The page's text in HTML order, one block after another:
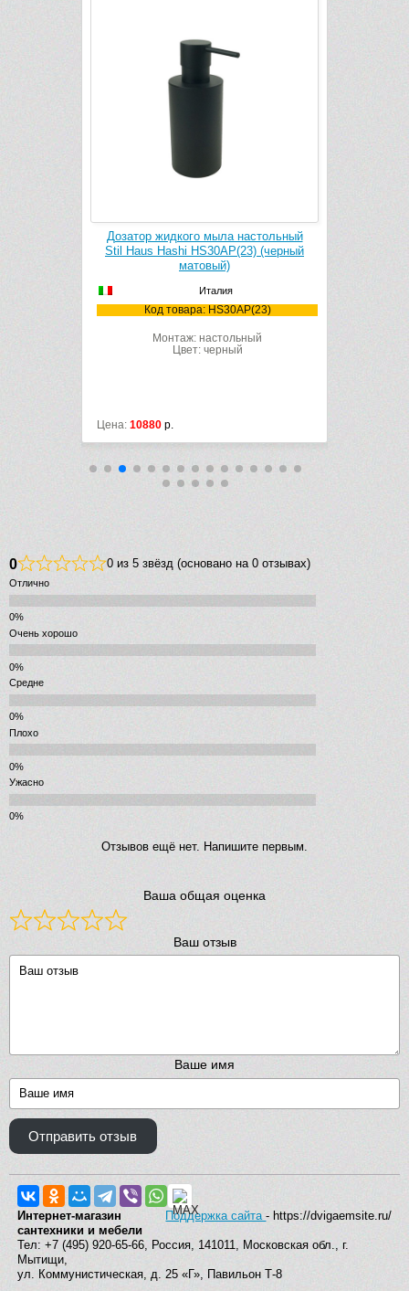
Дозатор жидкого мыла настольный
Stil Haus Hashi HS30AP(23) (черный
матовый)
Италия
Код товара: HS30AP(23)
Монтаж: настольный
Цвет: черный
Цена: 10880 р.
0 0 из 5 звёзд (основано на 0 отзывах)
Отлично
Очень хорошо
Средне
Плохо
Ужасно
Отзывов ещё нет. Напишите первым.
Ваша общая оценка
Ваш отзыв
Ваше имя
Отправить отзыв
Поддержка сайта- https://dvigaemsite.ru/
Интернет-магазин
сантехники и мебели
Тел: +7 (495) 920-65-66, Россия, 141011, Московская обл., г.
Мытищи,
ул. Коммунистическая, д. 25 «Г», Павильон Т-8